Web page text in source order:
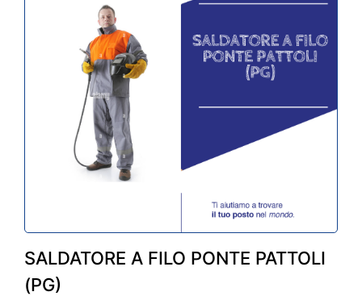
SALDATORE A FILO PONTE PATTOLI
(PG)